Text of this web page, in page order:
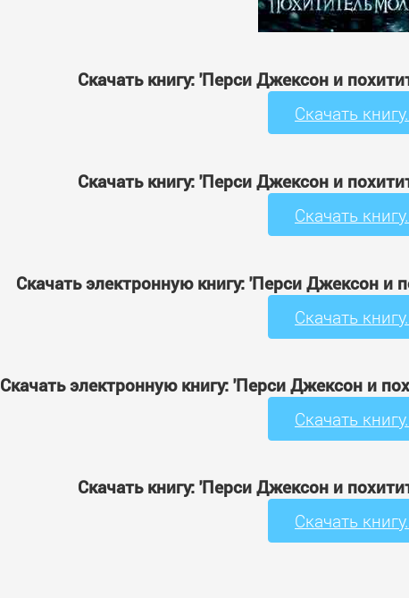
Скачать книгу: 'Перси Джексон и
Скачать
Скачать книгу: 'Перси Джексон и
Скачать
Скачать электронную книгу: 'Перси Джексон и
Скачать
Скачать электронную книгу: 'Перси Джексон и
Скачать
Скачать книгу: 'Перси Джексон и
Скачать